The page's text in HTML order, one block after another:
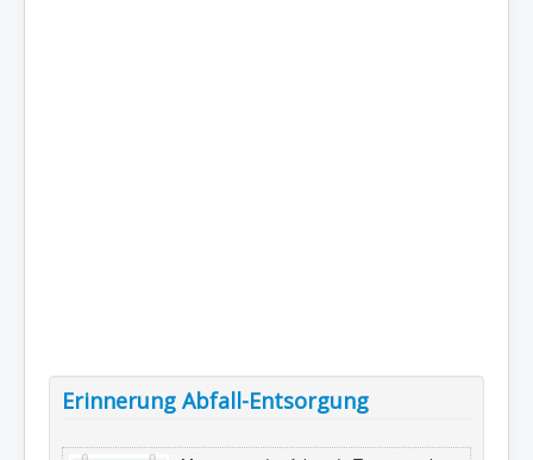
Erinnerung Abfall-Entsorgung